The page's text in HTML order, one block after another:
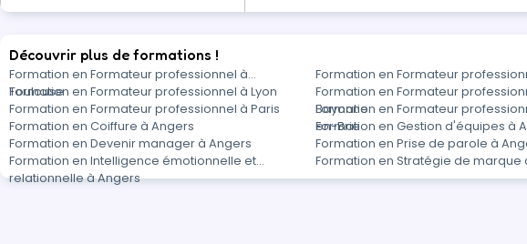
Découvrir plus de formations !
Formation en Formateur professionnel à
Toulouse
Formation en Formateur
Formation en Formateur professionnel à Lyon
Formation en Formateur
Bayonne
Formation en Formateur professionnel à Paris
Formation en Formateur
en-Brie
Formation en Coiffure à Angers Formation en Gestion d'équipes à
Formation en Devenir manager à Angers Formation en Prise de parole à
Formation en Intelligence émotionnelle et
relationnelle à Angers
Formation en Stratégie de marque